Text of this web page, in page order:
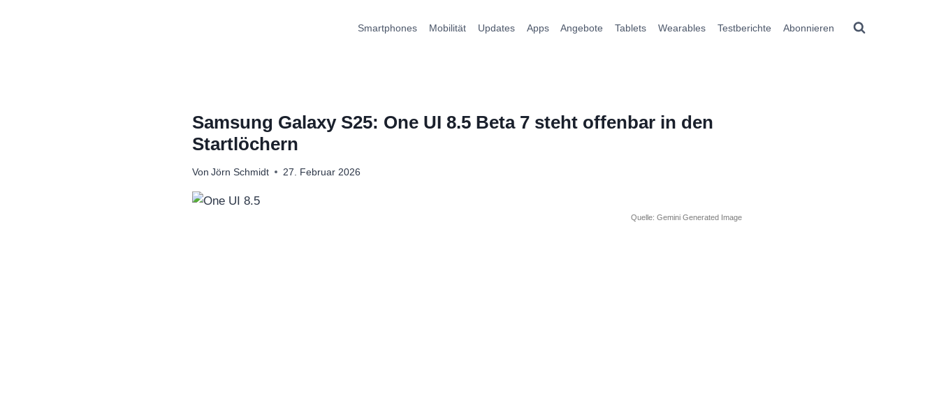
Smartphones Mobilität Updates Apps Angebote Tablets Wearables Testberichte Abonnieren
Samsung Galaxy S25: One UI 8.5 Beta 7 steht offenbar in den
Startlöchern
Von Jörn Schmidt 27. Februar 2026
Quelle: Gemini Generated Image